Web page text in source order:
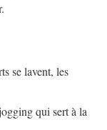
se lavent, les
qui sert à la